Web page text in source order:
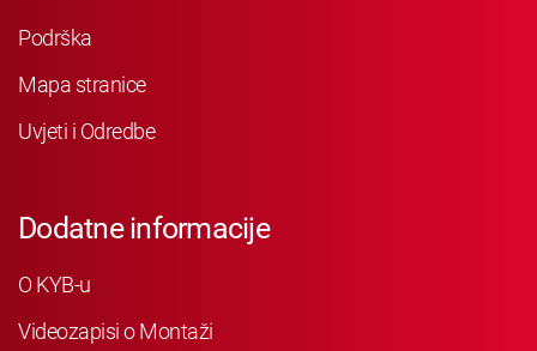
Podrška
Mapa stranice
Uvjeti i Odredbe
Dodatne informacije
O KYB-u
Videozapisi o Montaži